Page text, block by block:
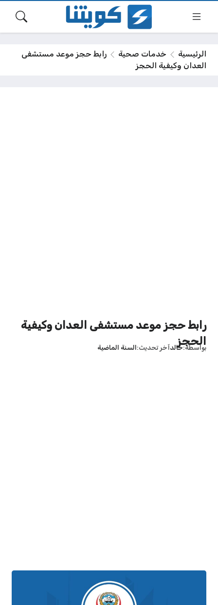
الرئيسية خدمات صحية
رابط حجز موعد مستشفى
العدان وكيفية الحجز
رابط حجز موعد مستشفى العدان وكيفية
الحجز
بواسطة خالدآخر تحديث السنة الماضية